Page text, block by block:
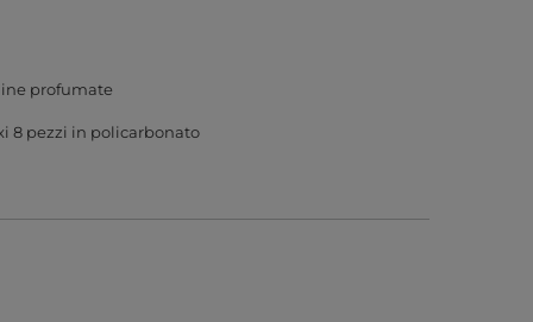
profumate
8 pezzi in policarbonato